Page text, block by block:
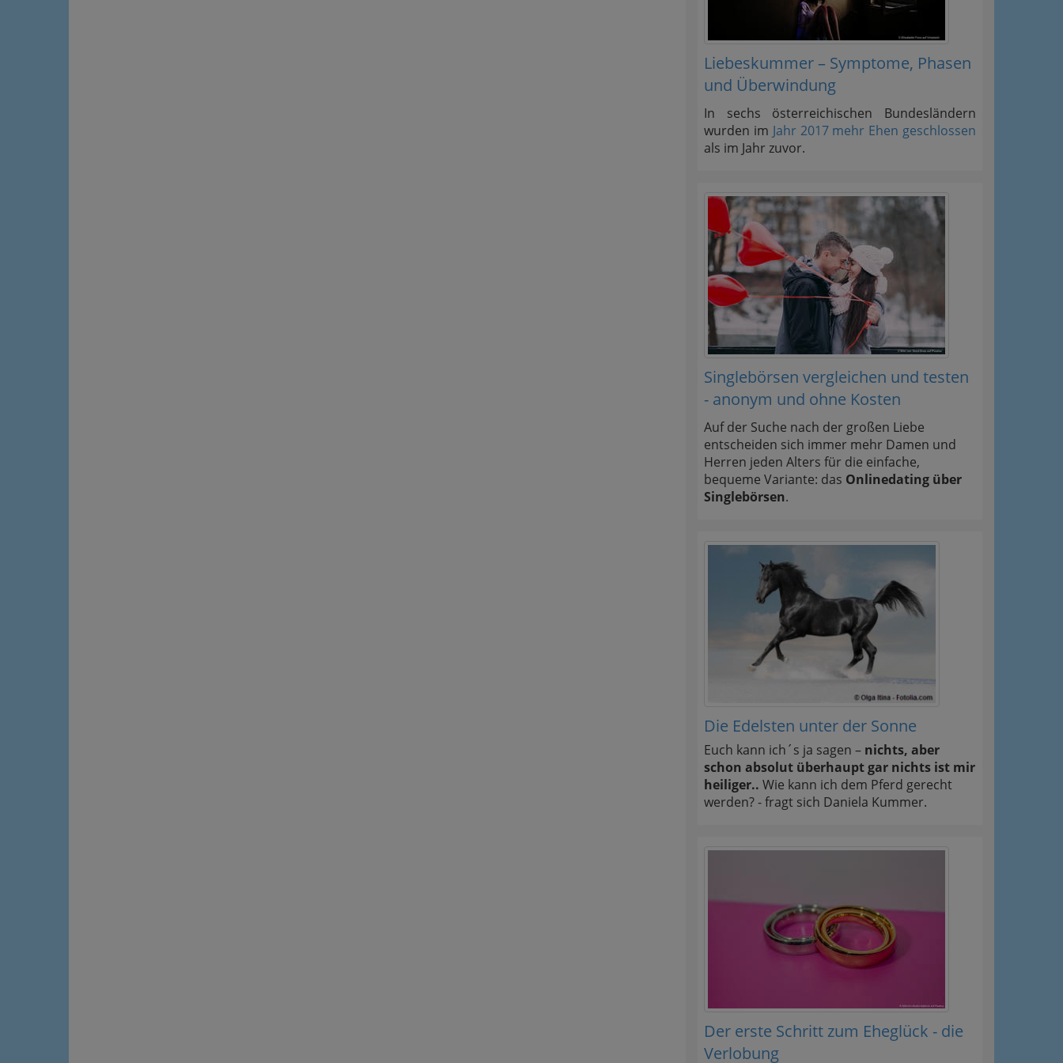
Liebeskummer – Symptome, Phasen
und Überwindung
In sechs österreichischen Bundesländern
wurden im Jahr 2017 mehr Ehen geschlossen
als im Jahr zuvor.
Singlebörsen vergleichen und testen
- anonym und ohne Kosten
Auf der Suche nach der großen Liebe
entscheiden sich immer mehr Damen und
Herren jeden Alters für die einfache,
bequeme Variante: das Onlinedating über
Singlebörsen.
Die Edelsten unter der Sonne
Euch kann ich´s ja sagen – nichts, aber
schon absolut überhaupt gar nichts ist mir
heiliger.. Wie kann ich dem Pferd gerecht
werden? - fragt sich Daniela Kummer.
Der erste Schritt zum Eheglück - die
Verlobung